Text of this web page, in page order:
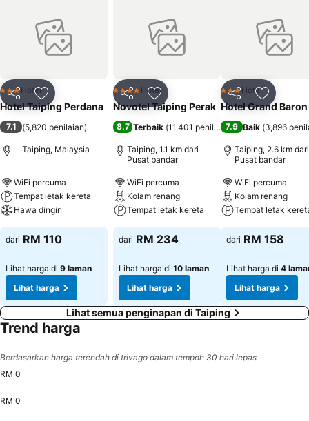
Kongsi Tambah ke favorit
3 Bintang
Hotel
Hotel Taiping Perdana
7.1 (5,820 penilaian)
Taiping, Malaysia
WiFi percuma
Tempat letak kereta
Hawa dingin
dari RM 110
Lihat harga di 9 laman
Lihat harga
Kongsi Tambah ke favorit
4 BintangHotel
Novotel Taiping Perak
8.7 Terbaik (11,401 penilaian)
Taiping, 1.1 km dari
Pusat bandar
WiFi percuma
Kolam renang
Tempat letak kereta
dari RM 234
Lihat harga di 10 laman
Lihat harga
Kongsi Tambah
3 Bintang
Hotel
Hotel Grand Baron
7.9 Baik (3,896
Taiping, 2.6 km dari
Pusat bandar
WiFi percuma
Kolam renang
Tempat letak
dari RM 158
Lihat harga di 4
Lihat harga
Lihat semua penginapan di Taiping
Trend harga
Berdasarkan harga terendah di trivago dalam tempoh 30 hari lepas
RM 0
RM 0